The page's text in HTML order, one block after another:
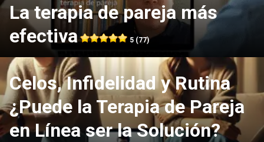
La terapia de pareja más
efectiva
5 (77)
Celos, Infidelidad y Rutina
¿Puede la Terapia de Pareja
en Línea ser la Solución?